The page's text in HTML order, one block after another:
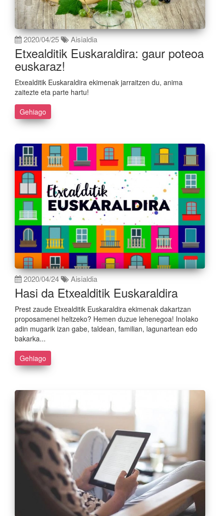
2020/04/25 Aisialdia
Etxealditik Euskaraldira: gaur poteoa
euskaraz!
Etxealditik Euskaraldira ekimenak jarraitzen du, anima
zaitezte eta parte hartu!
Gehiago
2020/04/24 Aisialdia
Hasi da Etxealditik Euskaraldira
Prest zaude Etxealditik Euskaraldira ekimenak dakartzan
proposamenei heltzeko? Hemen duzue lehenegoa! Inolako
adin mugarik izan gabe, taldean, familian, lagunartean edo
bakarka...
Gehiago